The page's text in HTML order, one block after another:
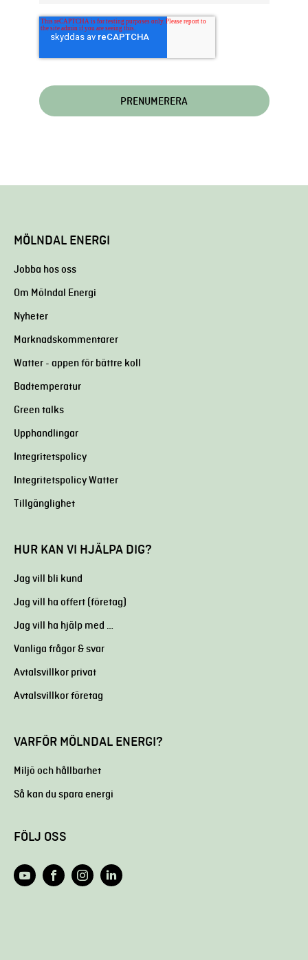
MÖLNDAL ENERGI
Jobba hos oss
Om Mölndal Energi
Nyheter
Marknadskommentarer
Watter - appen för bättre koll
Badtemperatur
Green talks
Upphandlingar
Integritetspolicy
Integritetspolicy Watter
Tillgänglighet
HUR KAN VI HJÄLPA DIG?
Jag vill bli kund
Jag vill ha offert (företag)
Jag vill ha hjälp med …
Vanliga frågor & svar
Avtalsvillkor privat
Avtalsvillkor företag
VARFÖR MÖLNDAL ENERGI?
Miljö och hållbarhet
Så kan du spara energi
FÖLJ OSS